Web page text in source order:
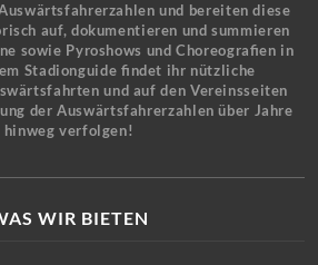
und bereiten diese
auf, dokumentieren und summieren
sowie Pyroshows und Choreografien in
Stadionguide findet ihr nützliche
und auf den Vereinsseiten
der Auswärtsfahrerzahlen über Jahre
hinweg verfolgen!
WIR BIETEN